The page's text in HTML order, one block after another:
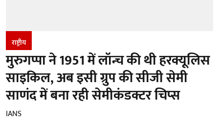
राष्ट्रीय
मुरुगप्पा ने 1951 में लॉन्च की थी हरक्यूलिस
साइकिल, अब इसी ग्रुप की सीजी सेमी
साणंद में बना रही सेमीकंडक्टर चिप्स
IANS